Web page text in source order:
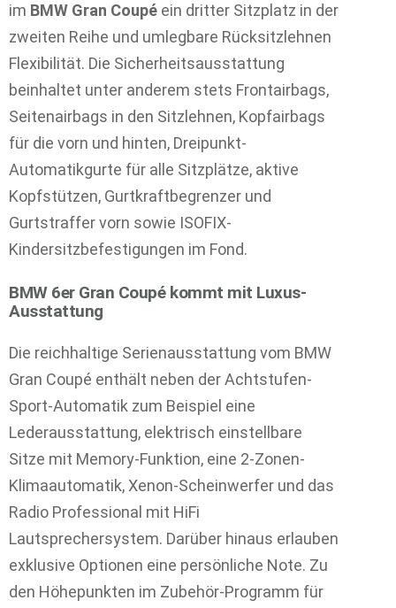
im BMW Gran Coupé ein dritter Sitzplatz in der
zweiten Reihe und umlegbare Rücksitzlehnen
Flexibilität. Die Sicherheitsausstattung
beinhaltet unter anderem stets Frontairbags,
Seitenairbags in den Sitzlehnen, Kopfairbags
für die vorn und hinten, Dreipunkt-
Automatikgurte für alle Sitzplätze, aktive
Kopfstützen, Gurtkraftbegrenzer und
Gurtstraffer vorn sowie ISOFIX-
Kindersitzbefestigungen im Fond.
BMW 6er Gran Coupé kommt mit Luxus-
Ausstattung
Die reichhaltige Serienausstattung vom BMW
Gran Coupé enthält neben der Achtstufen-
Sport-Automatik zum Beispiel eine
Lederausstattung, elektrisch einstellbare
Sitze mit Memory-Funktion, eine 2-Zonen-
Klimaautomatik, Xenon-Scheinwerfer und das
Radio Professional mit HiFi
Lautsprechersystem. Darüber hinaus erlauben
exklusive Optionen eine persönliche Note. Zu
den Höhepunkten im Zubehör-Programm für